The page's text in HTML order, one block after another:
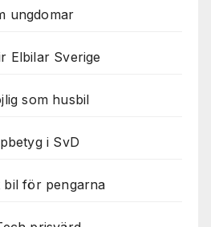
ungdomar
Elbilar Sverige
som husbil
i SvD
bil för pengarna